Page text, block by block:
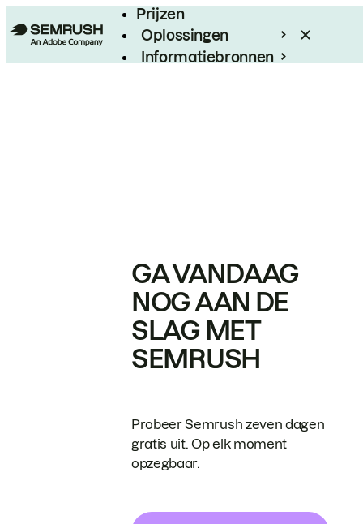
Prijzen
Oplossingen
Informatiebronnen
GA VANDAAG
NOG AAN DE
SLAG MET
SEMRUSH
Probeer Semrush zeven dagen
gratis uit. Op elk moment
opzegbaar.